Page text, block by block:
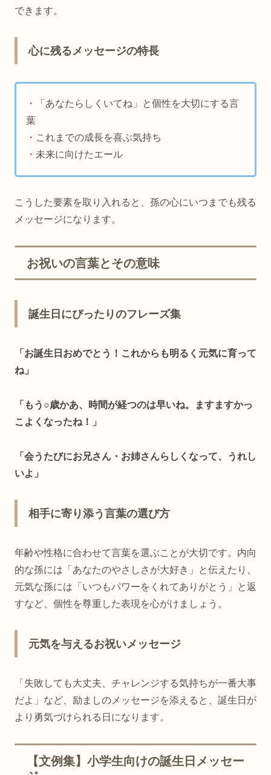
できます。
心に残るメッセージの特長
・「あなたらしくいてね」と個性を大切にする言
葉
・これまでの成長を喜ぶ気持ち
・未来に向けたエール
こうした要素を取り入れると、孫の心にいつまでも残る
メッセージになります。
お祝いの言葉とその意味
誕生日にぴったりのフレーズ集
「お誕生日おめでとう！これからも明るく元気に育って
ね」
「もう○歳かあ、時間が経つのは早いね。ますますかっ
こよくなったね！」
「会うたびにお兄さん・お姉さんらしくなって、うれし
いよ」
相手に寄り添う言葉の選び方
年齢や性格に合わせて言葉を選ぶことが大切です。内向
的な孫には「あなたのやさしさが大好き」と伝えたり、
元気な孫には「いつもパワーをくれてありがとう」と返
すなど、個性を尊重した表現を心がけましょう。
元気を与えるお祝いメッセージ
「失敗しても大丈夫、チャレンジする気持ちが一番大事
だよ」など、励ましのメッセージを添えると、誕生日が
より勇気づけられる日になります。
【文例集】小学生向けの誕生日メッセー